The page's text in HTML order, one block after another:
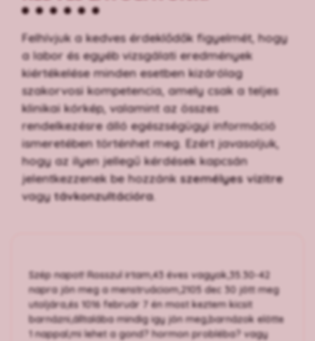
Felhívjuk a kedves érdeklődők figyelmét, hogy
a labor és egyéb vizsgálati eredmények
kiértékelése minden esetben kizárólag
szakorvosi kompetencia, amely csak a teljes
klinikai kórkép, valamint az összes
rendelkezésre álló egészségügyi információ
ismeretében történhet meg. Ezért javasoljuk,
hogy az ilyen jellegű kérdések kapcsán
jelentkezzenek be hozzánk személyes vizitre
vagytávkonzultációra.
Szép napot! Rosszul irtam,43 éves vagyok,35.30-42
napra jön meg a menstruáciom,2105 dec 30 jött meg
utoljára,és 1016 február 7 én most keztem kicsit
barnázni,álltalába mindig igy jön meg,barnázok elötte
1 nappal,mi lehet a gond? hormon probléba? vagy